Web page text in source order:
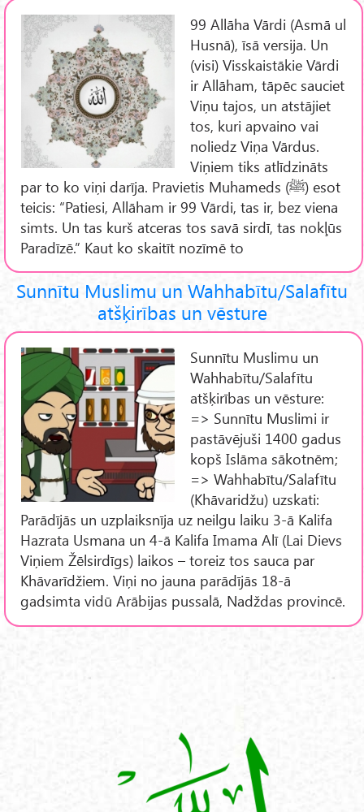
99 Allāha Vārdi (Asmā ul
Husnā), īsā versija. Un
(visi) Visskaistākie Vārdi
ir Allāham, tāpēc sauciet
Viņu tajos, un atstājiet
tos, kuri apvaino vai
noliedz Viņa Vārdus.
Viņiem tiks atlīdzināts
par to ko viņi darīja. Pravietis Muhameds (ﷺ) esot
teicis: “Patiesi, Allāham ir 99 Vārdi, tas ir, bez viena
simts. Un tas kurš atceras tos savā sirdī, tas nokļūs
Paradīzē.” Kaut ko skaitīt nozīmē to
Sunnītu Muslimu un Wahhabītu/Salafītu
atšķirības un vēsture
Sunnītu Muslimu un
Wahhabītu/Salafītu
atšķirības un vēsture:
=> Sunnītu Muslimi ir
pastāvējuši 1400 gadus
kopš Islāma sākotnēm;
=> Wahhabītu/Salafītu
(Khāvaridžu) uzskati:
Parādījās un uzplaiksnīja uz neilgu laiku 3-ā Kalifa
Hazrata Usmana un 4-ā Kalifa Imama Alī (Lai Dievs
Viņiem Žēlsirdīgs) laikos – toreiz tos sauca par
Khāvarīdžiem. Viņi no jauna parādījās 18-ā
gadsimta vidū Arābijas pussalā, Nadždas provincē.